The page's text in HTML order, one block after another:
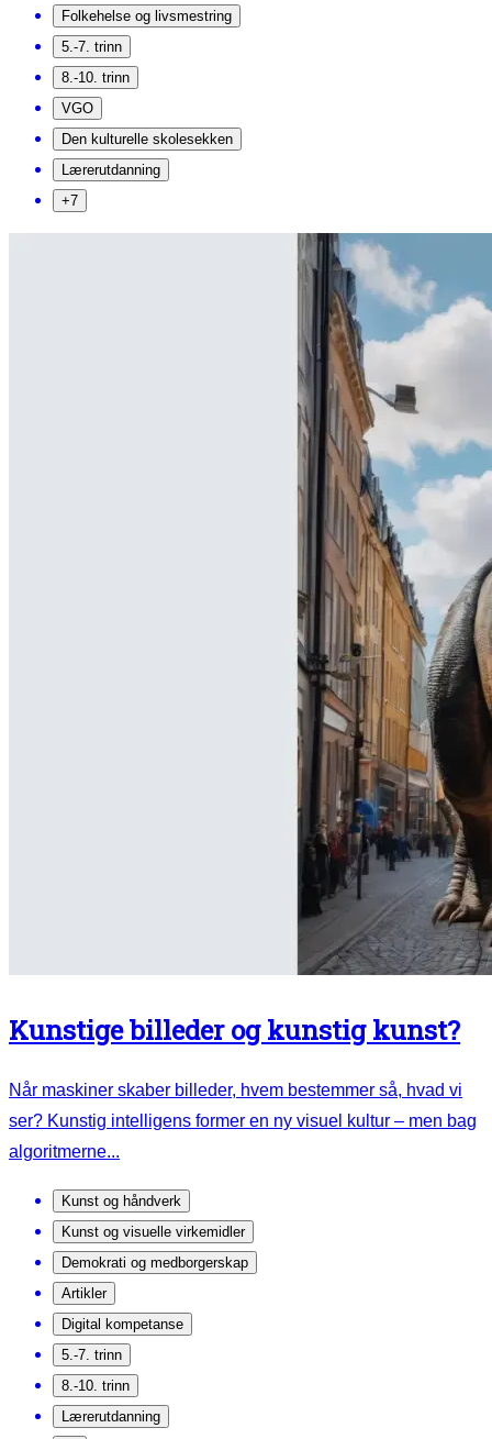
Folkehelse og livsmestring
5.-7. trinn
8.-10. trinn
VGO
Den kulturelle skolesekken
Lærerutdanning
+7
Kunstige billeder og kunstig kunst?
Når maskiner skaber billeder, hvem bestemmer så, hvad vi
ser? Kunstig intelligens former en ny visuel kultur – men bag
algoritmerne...
Kunst og håndverk
Kunst og visuelle virkemidler
Demokrati og medborgerskap
Artikler
Digital kompetanse
5.-7. trinn
8.-10. trinn
Lærerutdanning